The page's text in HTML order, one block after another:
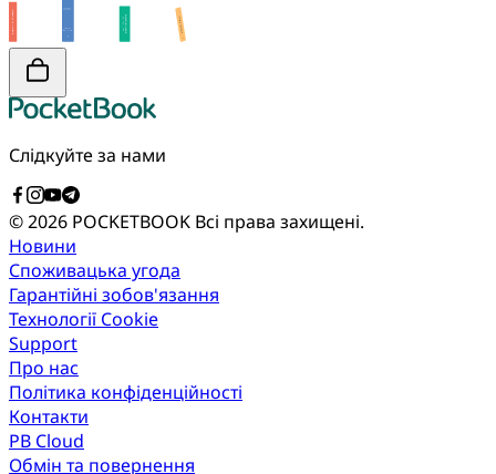
Слідкуйте за нами
© 2026 POCKETBOOK Всі права захищені.
Новини
Споживацька угода
Гарантійні зобов'язання
Технології Cookie
Support
Про нас
Політика конфіденційності
Контакти
PB Cloud
Обмін та повернення